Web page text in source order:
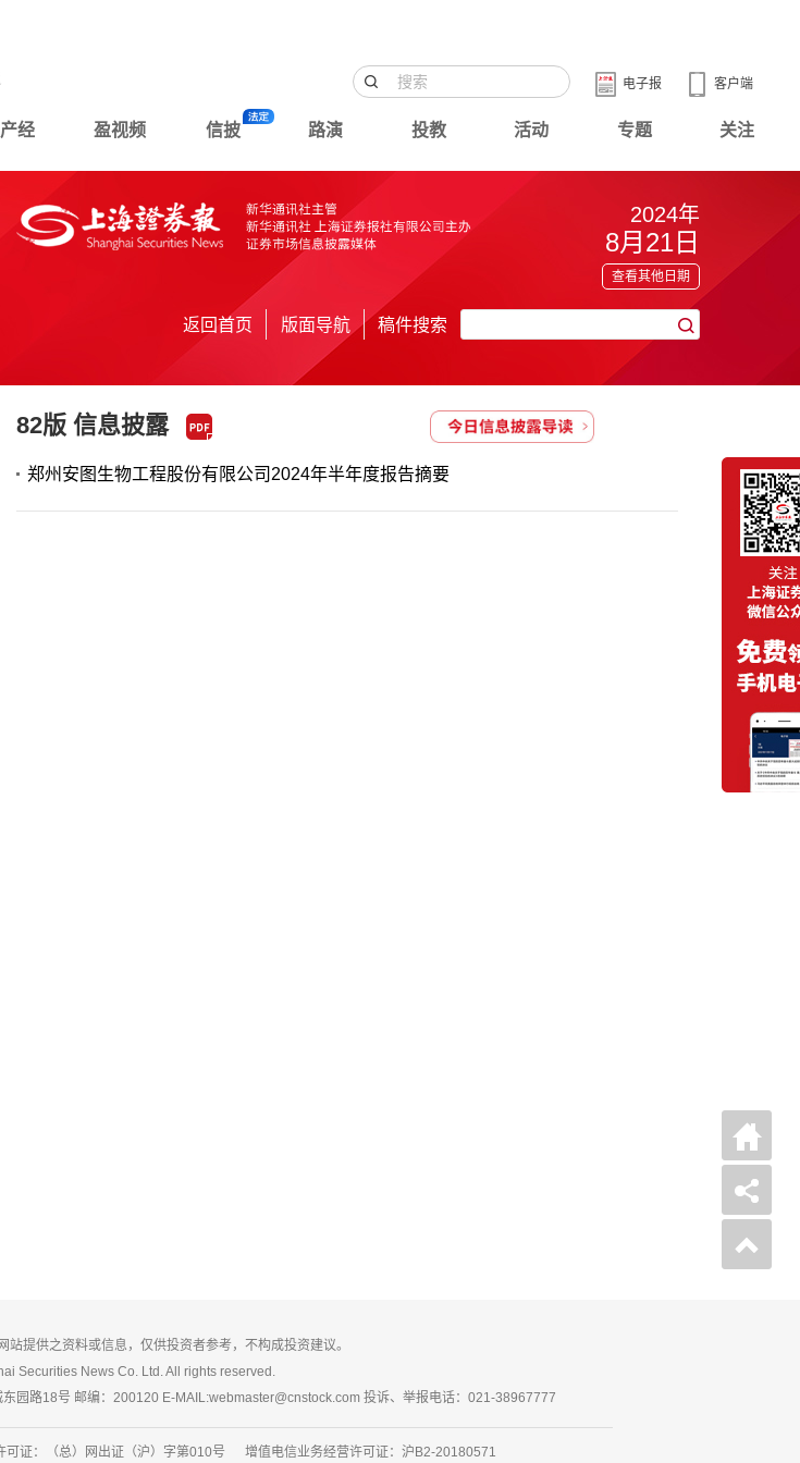
客户端
电子报
产经 盈视频 信披 路演 投教 活动 专题 关注
2024年
8月21日
查看其他日期
返回首页 版面导航 稿件搜索
82版 信息披露
郑州安图生物工程股份有限公司2024年半年度报告摘要
提供之资料或信息，仅供投资者参考，不构成投资建议。
Securities News Co. Ltd. All rights reserved.
园路18号 邮编：200120 E-MAIL:webmaster@cnstock.com 投诉、举报电话：021-38967777
证：（总）网出证（沪）字第010号 增值电信业务经营许可证：沪B2-20180571